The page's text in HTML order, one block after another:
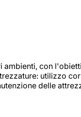
con
utilizzo
delle